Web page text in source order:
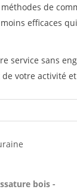
de
efficaces
service sans
votre activité
bois -